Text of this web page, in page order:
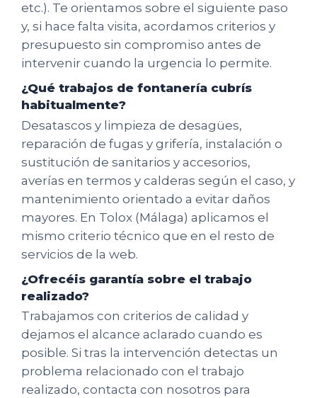
etc.). Te orientamos sobre el siguiente paso
y, si hace falta visita, acordamos criterios y
presupuesto sin compromiso antes de
intervenir cuando la urgencia lo permite.
¿Qué trabajos de fontanería cubrís
habitualmente?
Desatascos y limpieza de desagües,
reparación de fugas y grifería, instalación o
sustitución de sanitarios y accesorios,
averías en termos y calderas según el caso, y
mantenimiento orientado a evitar daños
mayores. En Tolox (Málaga) aplicamos el
mismo criterio técnico que en el resto de
servicios de la web.
¿Ofrecéis garantía sobre el trabajo
realizado?
Trabajamos con criterios de calidad y
dejamos el alcance aclarado cuando es
posible. Si tras la intervención detectas un
problema relacionado con el trabajo
realizado, contacta con nosotros para